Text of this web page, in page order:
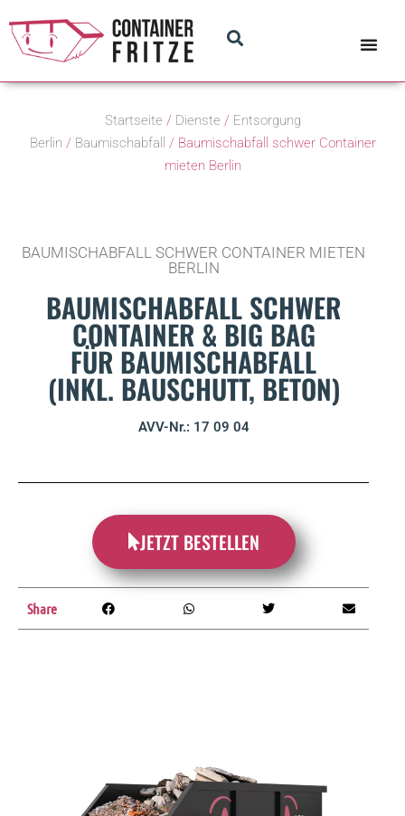
Startseite / Dienste / Entsorgung
Berlin / Baumischabfall
/ Baumischabfall schwer Container
mieten Berlin
BAUMISCHABFALL SCHWER CONTAINER MIETEN
BERLIN
BAUMISCHABFALL SCHWER
CONTAINER & BIG BAG
FÜR BAUMISCHABFALL
(INKL. BAUSCHUTT, BETON)
AVV-Nr.: 17 09 04
JETZT BESTELLEN
Share